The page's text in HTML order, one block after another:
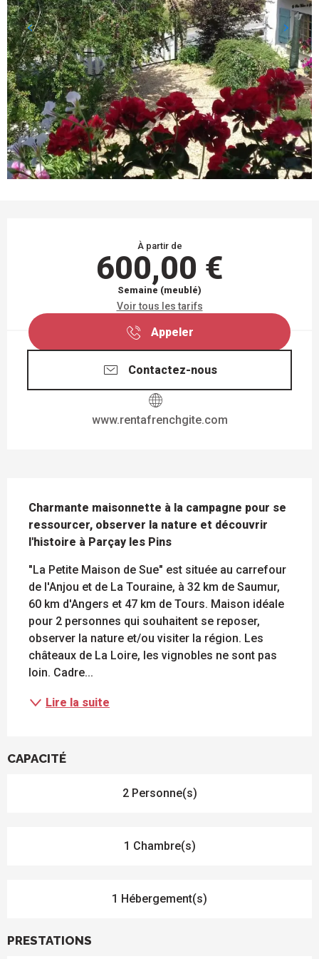
À partir de
600,00 €
Semaine (meublé)
Voir tous les tarifs
Appeler
Contactez-nous
www.rentafrenchgite.com
Charmante maisonnette à la campagne pour se
ressourcer, observer la nature et découvrir
l'histoire à Parçay les Pins
"La Petite Maison de Sue" est située au carrefour
de l'Anjou et de La Touraine, à 32 km de Saumur,
60 km d'Angers et 47 km de Tours. Maison idéale
pour 2 personnes qui souhaitent se reposer,
observer la nature et/ou visiter la région. Les
châteaux de La Loire, les vignobles ne sont pas
loin. Cadre...
Lire la suite
CAPACITÉ
2 Personne(s)
1 Chambre(s)
1 Hébergement(s)
PRESTATIONS